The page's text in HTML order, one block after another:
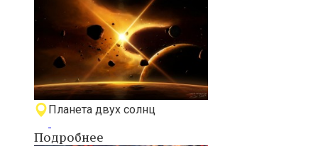
Планета двух солнц
Подробнее